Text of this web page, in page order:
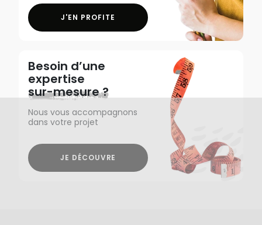
J'EN PROFITE
Besoin d’une
expertise
sur-mesure ?
Nous vous accompagnons
dans votre projet
JE DÉCOUVRE